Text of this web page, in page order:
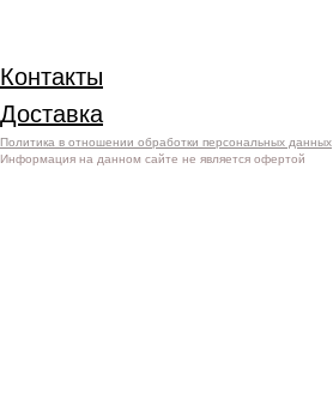
Контакты
Доставка
Политика в отношении обработки персональных данных
Информация на данном сайте не является офертой